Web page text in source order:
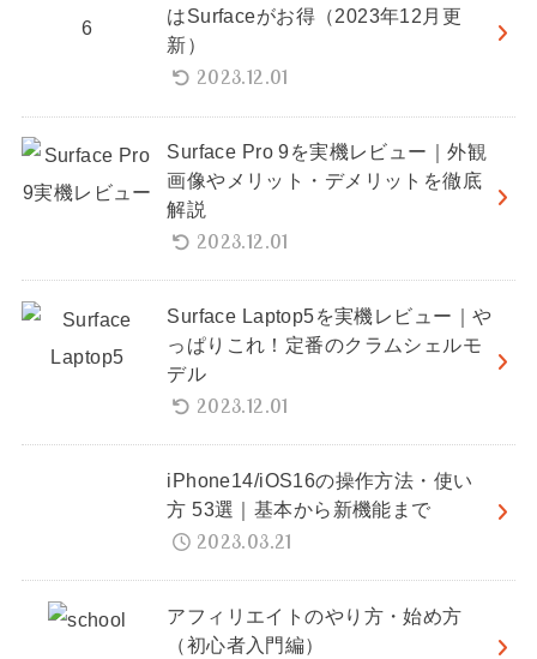
はSurfaceがお得（2023年12月更
新）
2023.12.01
Surface Pro 9を実機レビュー｜外観
画像やメリット・デメリットを徹底
解説
2023.12.01
Surface Laptop5を実機レビュー｜や
っぱりこれ！定番のクラムシェルモ
デル
2023.12.01
iPhone14/iOS16の操作方法・使い
方 53選｜基本から新機能まで
2023.03.21
アフィリエイトのやり方・始め方
（初心者入門編）